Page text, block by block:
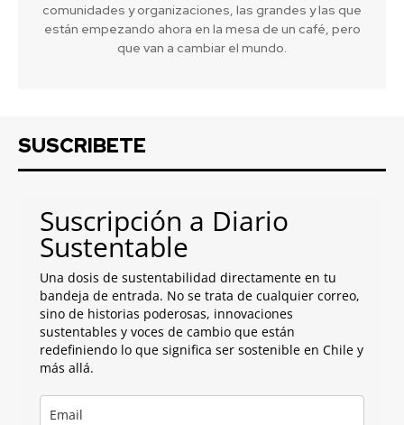
comunidades y organizaciones, las grandes y las que
están empezando ahora en la mesa de un café, pero
que van a cambiar el mundo.
SUSCRIBETE
Suscripción a Diario
Sustentable
Una dosis de sustentabilidad directamente en tu
bandeja de entrada. No se trata de cualquier correo,
sino de historias poderosas, innovaciones
sustentables y voces de cambio que están
redefiniendo lo que significa ser sostenible en Chile y
más allá.